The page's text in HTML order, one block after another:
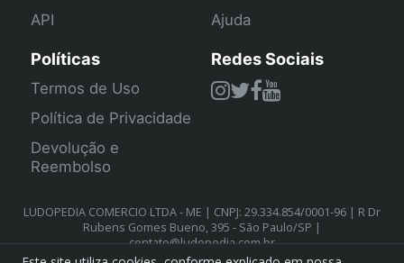
API
Ajuda
Políticas
Termos de Uso
Política de Privacidade
Devolução e
Reembolso
Redes Sociais
LUDOPEDIA COMERCIO LTDA - ME | CNPJ: 29.334.854/0001-96 | R Dr
Rubens Gomes Bueno, 395 - São Paulo/SP |
contato@ludopedia.com.br